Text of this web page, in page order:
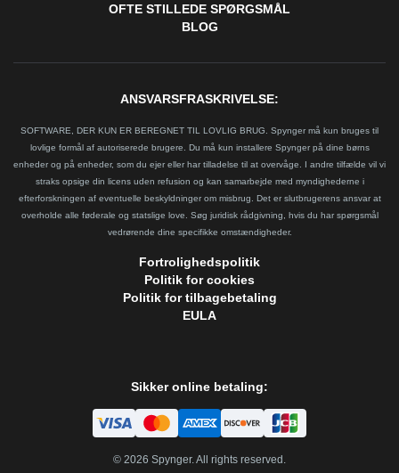
OFTE STILLEDE SPØRGSMÅL
BLOG
ANSVARSFRASKRIVELSE:
SOFTWARE, DER KUN ER BEREGNET TIL LOVLIG BRUG. Spynger må kun bruges til
lovlige formål af autoriserede brugere. Du må kun installere Spynger på dine børns
enheder og på enheder, som du ejer eller har tilladelse til at overvåge. I andre tilfælde vil vi
straks opsige din licens uden refusion og kan samarbejde med myndighederne i
efterforskningen af eventuelle beskyldninger om misbrug. Det er slutbrugerens ansvar at
overholde alle føderale og statslige love. Søg juridisk rådgivning, hvis du har spørgsmål
vedrørende dine specifikke omstændigheder.
Fortrolighedspolitik
Politik for cookies
Politik for tilbagebetaling
EULA
Sikker online betaling:
© 2026 Spynger. All rights reserved.